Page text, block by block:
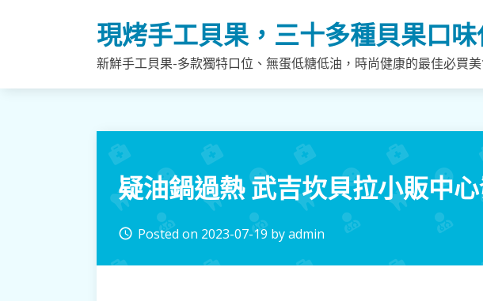
現烤手工貝果，三十多種貝果口
新鮮手工貝果-多款獨特口位、無蛋低糖低油，時尚健康的最佳必買
疑油鍋過熱 武吉坎貝拉小販中
access_time Posted on 2023-07-19 byadmin